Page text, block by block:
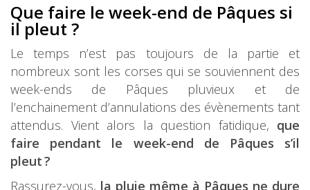
Que faire le week-end de Pâques si
il pleut ?
Le temps n’est pas toujours de la partie et
nombreux sont les corses qui se souviennent des
week-ends de Pâques pluvieux et de
l’enchainement d’annulations des évènements tant
attendus. Vient alors la question fatidique, que
faire pendant le week-end de Pâques s’il
pleut ?
Rassurez-vous, la pluie même à Pâques ne dure